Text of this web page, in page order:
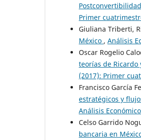
Primer
Giuliana Triberti,
México , Análisis
Oscar Rogelio
teorías de Ricardo
(2017): Primer
Francisco García
estratégicos y
Análisis
Celso Garrido
bancaria en